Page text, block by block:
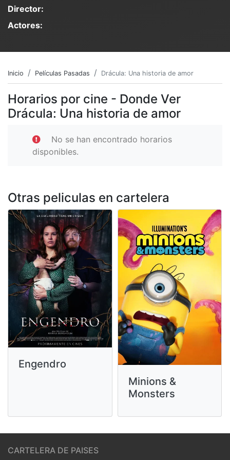
Director:
Actores:
Inicio Películas Pasadas Drácula: Una historia de amor
Horarios por cine - Donde Ver
Drácula: Una historia de amor
No se han encontrado horarios
disponibles.
Otras peliculas en cartelera
Engendro
Minions &
Monsters
CARTELERA DE PAISES